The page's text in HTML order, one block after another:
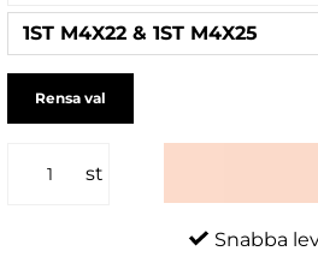
1ST M4X22 & 1ST M4X25
Rensa val
st
Snabba